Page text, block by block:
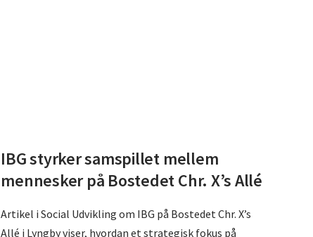
IBG styrker samspillet mellem
mennesker på Bostedet Chr. X’s Allé
Artikel i Social Udvikling om IBG på Bostedet Chr. X’s
Allé i Lyngby viser, hvordan et strategisk fokus på